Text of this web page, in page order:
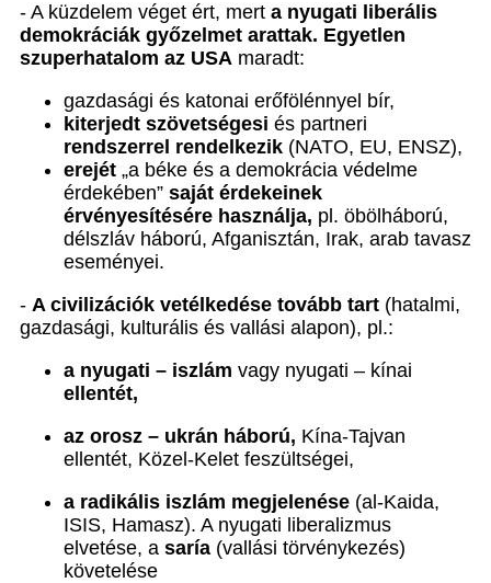
- A küzdelem véget ért, mert a nyugati liberális
demokráciák győzelmet arattak. Egyetlen
szuperhatalom az USA maradt:
gazdasági és katonai erőfölénnyel bír,
kiterjedt szövetségesi és partneri
rendszerrel rendelkezik (NATO, EU, ENSZ),
erejét „a béke és a demokrácia védelme
érdekében” saját érdekeinek
érvényesítésére használja, pl. öbölháború,
délszláv háború, Afganisztán, Irak, arab tavasz
eseményei.
- A civilizációk vetélkedése tovább tart (hatalmi,
gazdasági, kulturális és vallási alapon), pl.:
a nyugati – iszlám vagy nyugati – kínai
ellentét,
az orosz – ukrán háború, Kína-Tajvan
ellentét, Közel-Kelet feszültségei,
a radikális iszlám megjelenése (al-Kaida,
ISIS, Hamasz). A nyugati liberalizmus
elvetése, a saría (vallási törvénykezés)
követelése